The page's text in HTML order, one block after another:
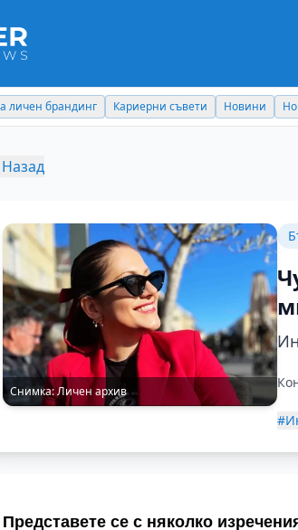
личен брандинг Кариерни съвети Новини
Назад
Снимка:Личен архив
Представете се с няколко